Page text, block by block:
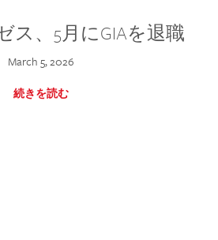
ス、5月にGIAを退職
March 5, 2026
続きを読む